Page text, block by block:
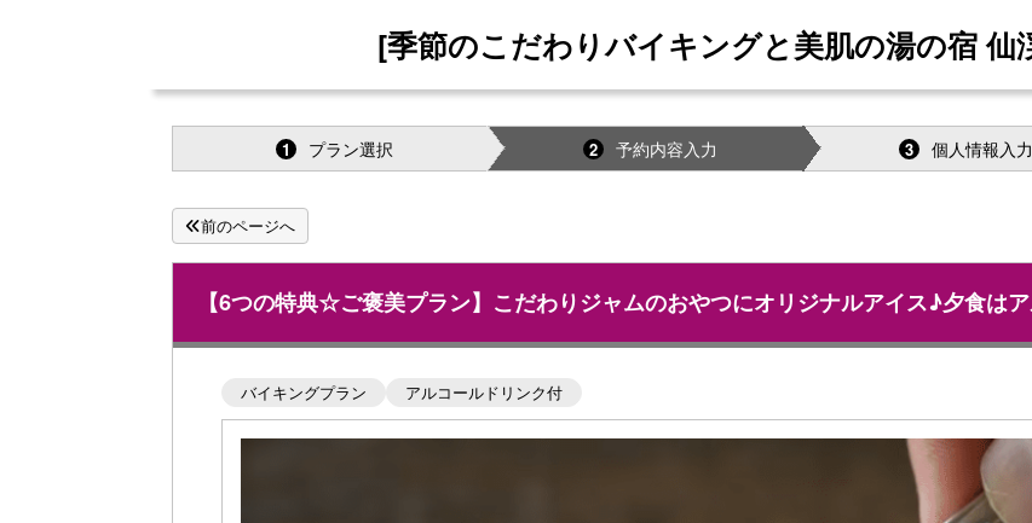
[季節のこだわりバイキングと美肌の湯の宿 仙
1 プラン選択 2 予約内容入力 3 個人情報入力
前のページへ
【6つの特典☆ご褒美プラン】こだわりジャムのおやつにオリジナルアイス♪夕食は
バイキングプラン アルコールドリンク付